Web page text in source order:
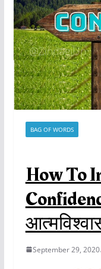
BAG OF WORDS
How To
September 29, 2020